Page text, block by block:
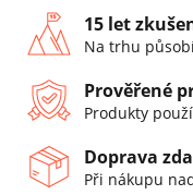
15 let
Na trhu
Prověřené
Produkty
Doprava
Při nákupu